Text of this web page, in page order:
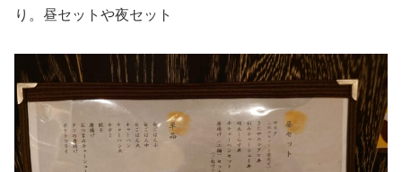
り。昼セットや夜セット